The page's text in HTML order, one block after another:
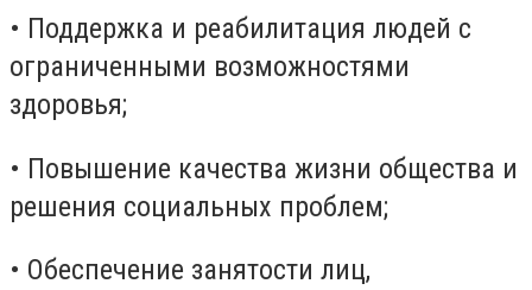
• Поддержка и реабилитация людей с
ограниченными возможностями
здоровья;
• Повышение качества жизни общества и
решения социальных проблем;
• Обеспечение занятости лиц,